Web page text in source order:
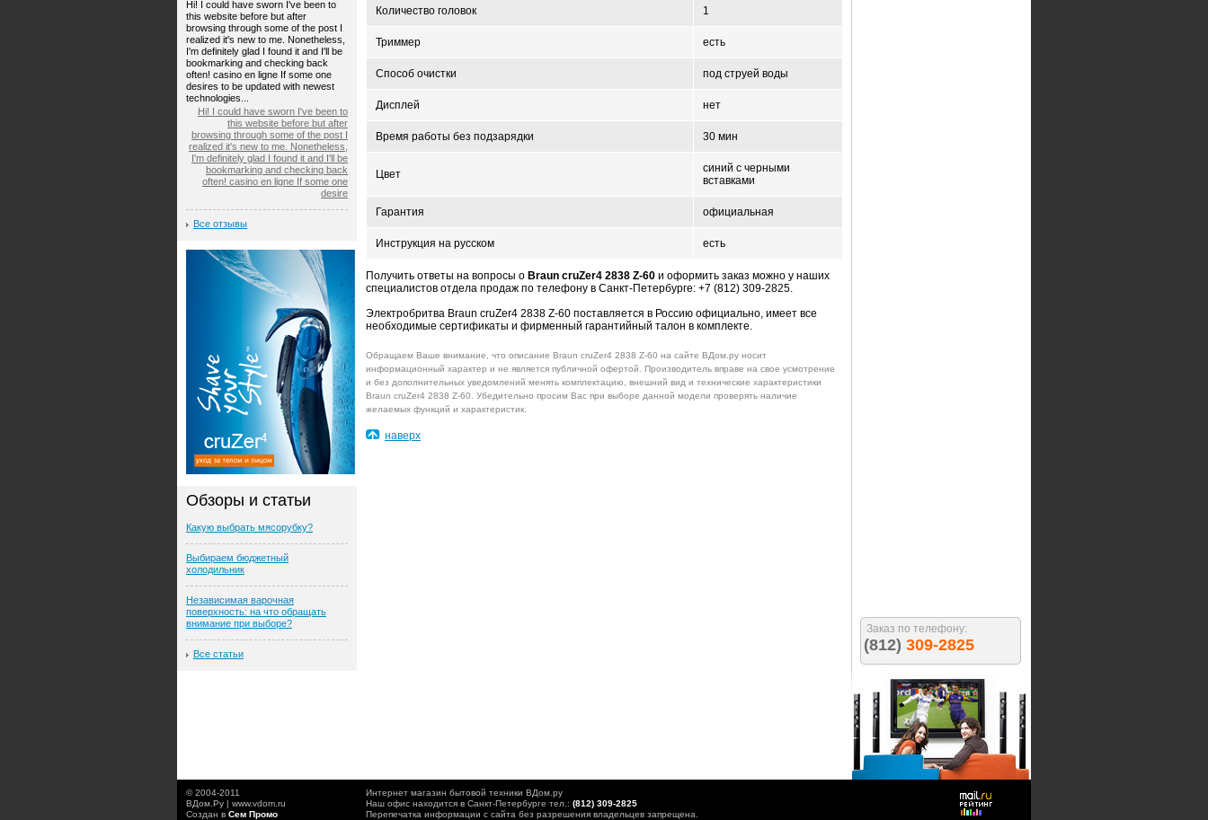
Количество головок 1
Триммер есть
Способ очистки под струей воды
Дисплей нет
Время работы без подзарядки 30 мин
Цвет
синий с черными
вставками
Гарантия официальная
Инструкция на русском есть
Получить ответы на вопросы о Braun cruZer4 2838 Z-60 и оформить заказ можно у наших
специалистов отдела продаж по телефону в Санкт-Петербурге: +7 (812) 309-2825.
Электробритва Braun cruZer4 2838 Z-60 поставляется в Россию официально, имеет все
необходимые сертификаты и фирменный гарантийный талон в комплекте.
Обращаем Ваше внимание, что описание Braun cruZer4 2838 Z-60 на сайте ВДом.ру носит
информационный характер и не является публичной офертой. Производитель вправе на свое усмотрение
и без дополнительных уведомлений менять комплектацию, внешний вид и технические характеристики
Braun cruZer4 2838 Z-60. Убедительно просим Вас при выборе данной модели проверять наличие
желаемых функций и характеристик.
наверх
Hi! I could have sworn I've been to
this website before but after
browsing through some of the post I
realized it's new to me. Nonetheless,
I'm definitely glad I found it and I'll be
bookmarking and checking back
often! casino en ligne If some one
desires to be updated with newest
technologies...
Hi! I could have sworn I've been to
this website before but after
browsing through some of the post I
realized it's new to me. Nonetheless,
I'm definitely glad I found it and I'll be
bookmarking and checking back
often! casino en ligne If some one
desire
Все отзывы
Обзоры и статьи
Какую выбрать мясорубку?
Выбираем бюджетный
холодильник
Независимая варочная
поверхность: на что обращать
внимание при выборе?
Все статьи
© 2004-2011
ВДом.Ру | www.vdom.ru
Создан в Сем Промо
Интернет магазин бытовой техники ВДом.ру
Наш офис находится в Санкт-Петербурге тел.: (812) 309-2825
Перепечатка информации с сайта без разрешения владельцев запрещена.
Заказ по телефону:
(812) 309-2825